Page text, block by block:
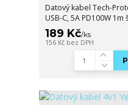
Datový kabel Tech-
USB-C, 5A PD100W 1m
189 Kč/ks
156 Kč bez DPH